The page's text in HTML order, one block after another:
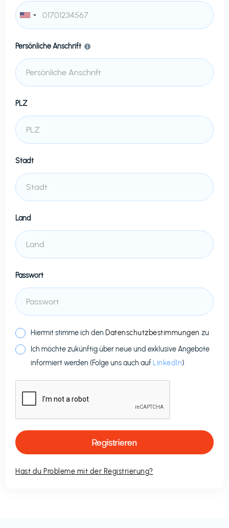
Persönliche Anschrift
PLZ
Stadt
Land
Passwort
Hiermit stimme ich den Datenschutzbestimmungen zu
Ich möchte zukünftig über neue und exklusive Angebote
informiert werden (Folge uns auch auf LinkedIn)
Hast du Probleme mit der Registrierung?